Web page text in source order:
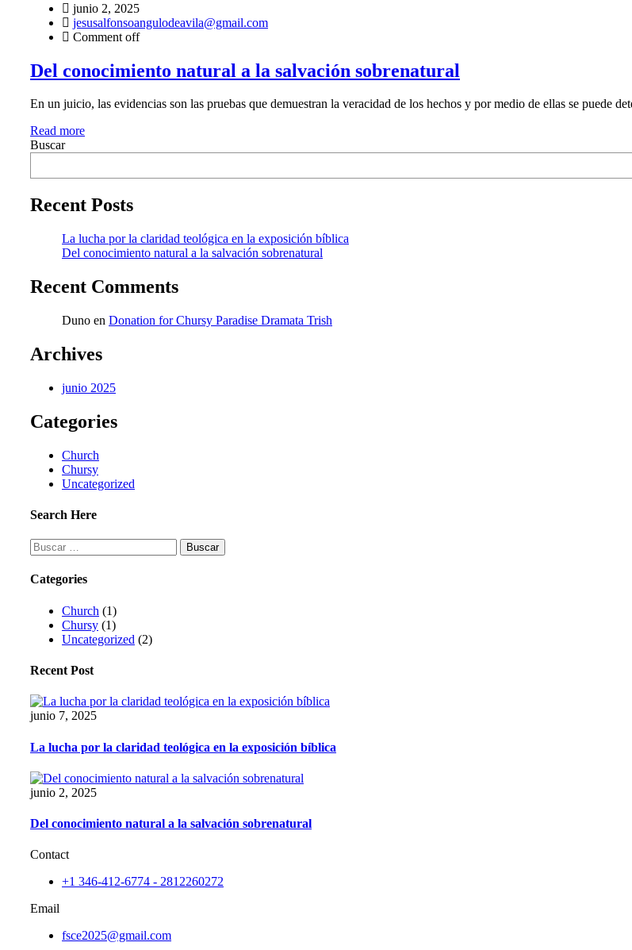
junio 2, 2025
jesusalfonsoangulodeavila@gmail.com
Comment off
Del conocimiento natural a la salvación sobrenatural
En un juicio, las evidencias son las pruebas que demuestran la veracidad de los hechos y por medio de ellas se puede
Read more
Buscar
Recent Posts
La lucha por la claridad teológica en la exposición bíblica
Del conocimiento natural a la salvación sobrenatural
Recent Comments
Duno en Donation for Chursy Paradise Dramata Trish
Archives
junio 2025
Categories
Church
Chursy
Uncategorized
Search Here
Buscar:
Categories
Church (1)
Chursy (1)
Uncategorized (2)
Recent Post
junio 7, 2025
La lucha por la claridad teológica en la exposición bíblica
junio 2, 2025
Del conocimiento natural a la salvación sobrenatural
Contact
+1 346-412-6774 - 2812260272
Email
fsce2025@gmail.com